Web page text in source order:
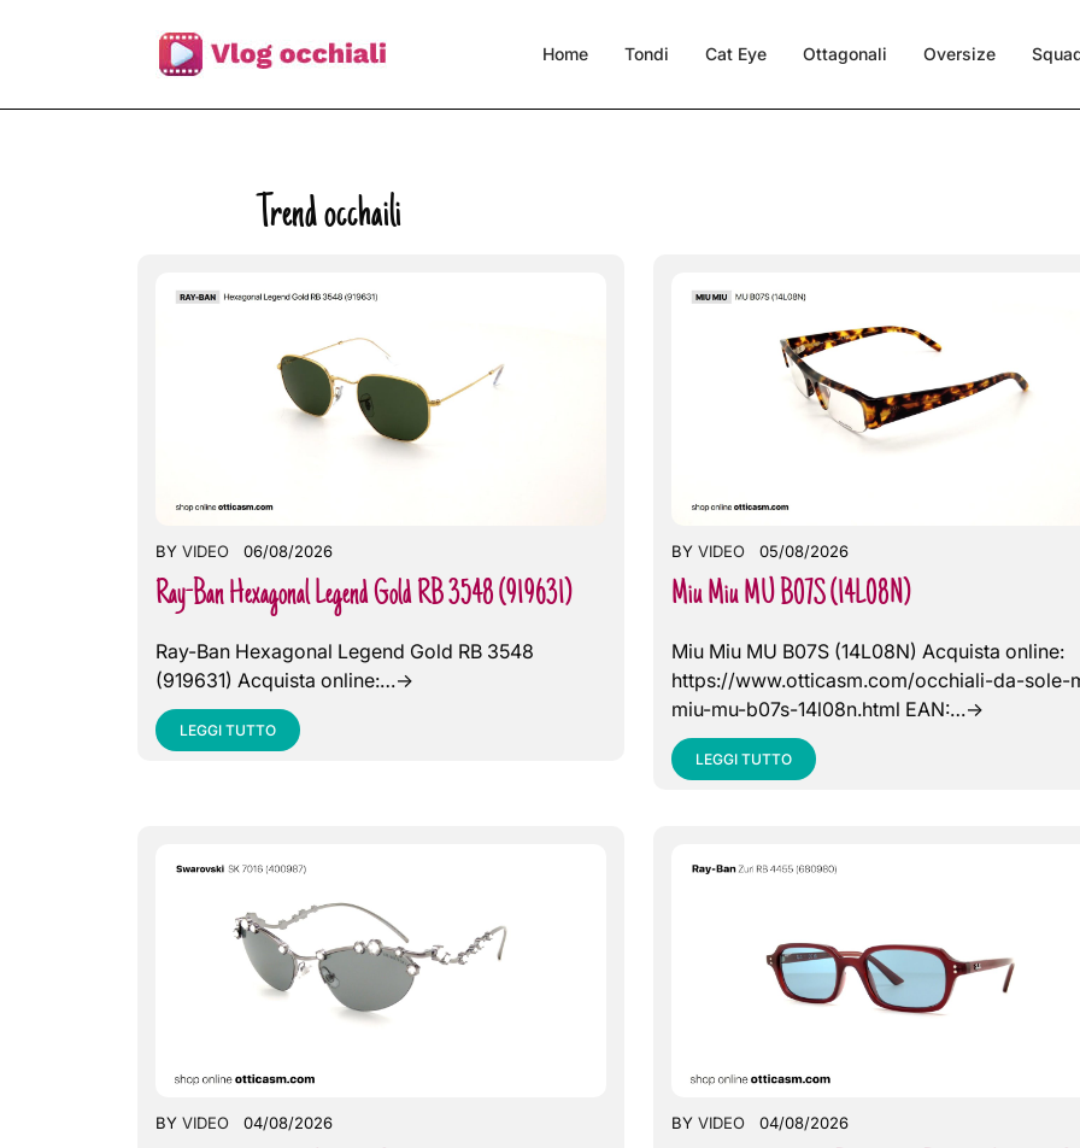
Home Tondi Cat Eye Ottagonali Oversize
Trend occhaili
BY VIDEO 06/08/2026
Ray-Ban Hexagonal Legend Gold RB 3548 (919631)
Ray-Ban Hexagonal Legend Gold RB 3548
(919631) Acquista online:…->
LEGGI TUTTO
BY VIDEO 05/08/2026
Miu Miu MU B07S (14L08N)
Miu Miu MU B07S (14L08N) Acquista online:
https://www.otticasm.com/occhiali-da-sole-
miu-mu-b07s-14l08n.html EAN:…->
LEGGI TUTTO
BY VIDEO 04/08/2026 BY VIDEO 04/08/2026